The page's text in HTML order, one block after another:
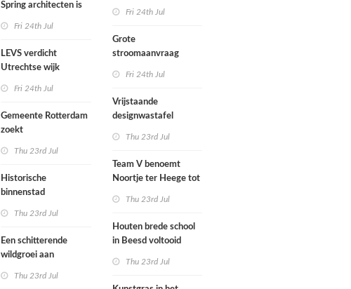
Spring architecten is
Fri 24th Jul
LEVS verdicht
Utrechtse wijk
Fri 24th Jul
Gemeente Rotterdam
zoekt
doorrekenen met
CO2-rekenmethode
Thu 23rd Jul
Historische
binnenstad
werelderfgoed
Thu 23rd Jul
Een schitterende
wildgroei aan
Thu 23rd Jul
Fri 24th Jul
Grote
stroomaanvraag
afgewezen
Fri 24th Jul
Vrijstaande
designwastafel
Thu 23rd Jul
Team V benoemt
Noortje ter Heege tot
Thu 23rd Jul
Houten brede school
in Beesd voltooid
Thu 23rd Jul